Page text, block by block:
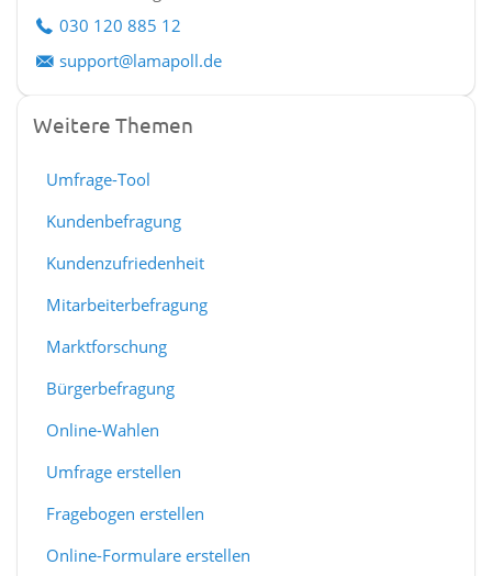
030 120 885 12
support@lamapoll.de
Weitere Themen
Umfrage-Tool
Kundenbefragung
Kundenzufriedenheit
Mitarbeiterbefragung
Marktforschung
Bürgerbefragung
Online-Wahlen
Umfrage erstellen
Fragebogen erstellen
Online-Formulare erstellen